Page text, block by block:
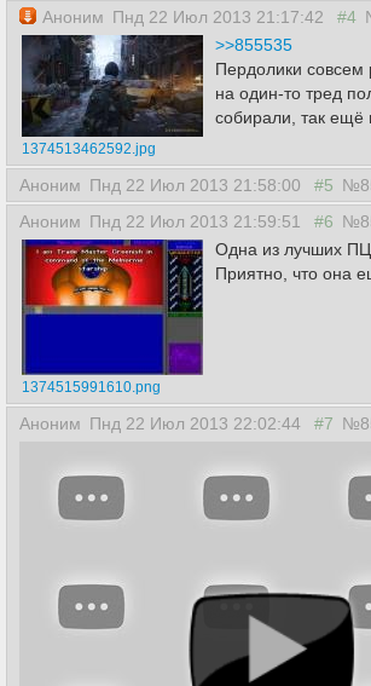
Аноним Пнд 22 Июл 2013 21:17:42 #4
1374513462592.jpg
>>855535
Пердолики совсем
на один-то тред
собирали, так ещё
Аноним Пнд 22 Июл 2013 21:58:00 #5
Аноним Пнд 22 Июл 2013 21:59:51 #6
1374515991610.png
Одна из лучших
Приятно, что она
Аноним Пнд 22 Июл 2013 22:02:44 #7